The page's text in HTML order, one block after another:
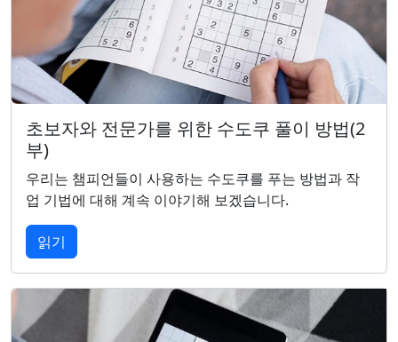
초보자와 전문가를 위한 수도쿠 풀이 방법(2
부)
우리는 챔피언들이 사용하는 수도쿠를 푸는 방법과 작
업 기법에 대해 계속 이야기해 보겠습니다.
읽기